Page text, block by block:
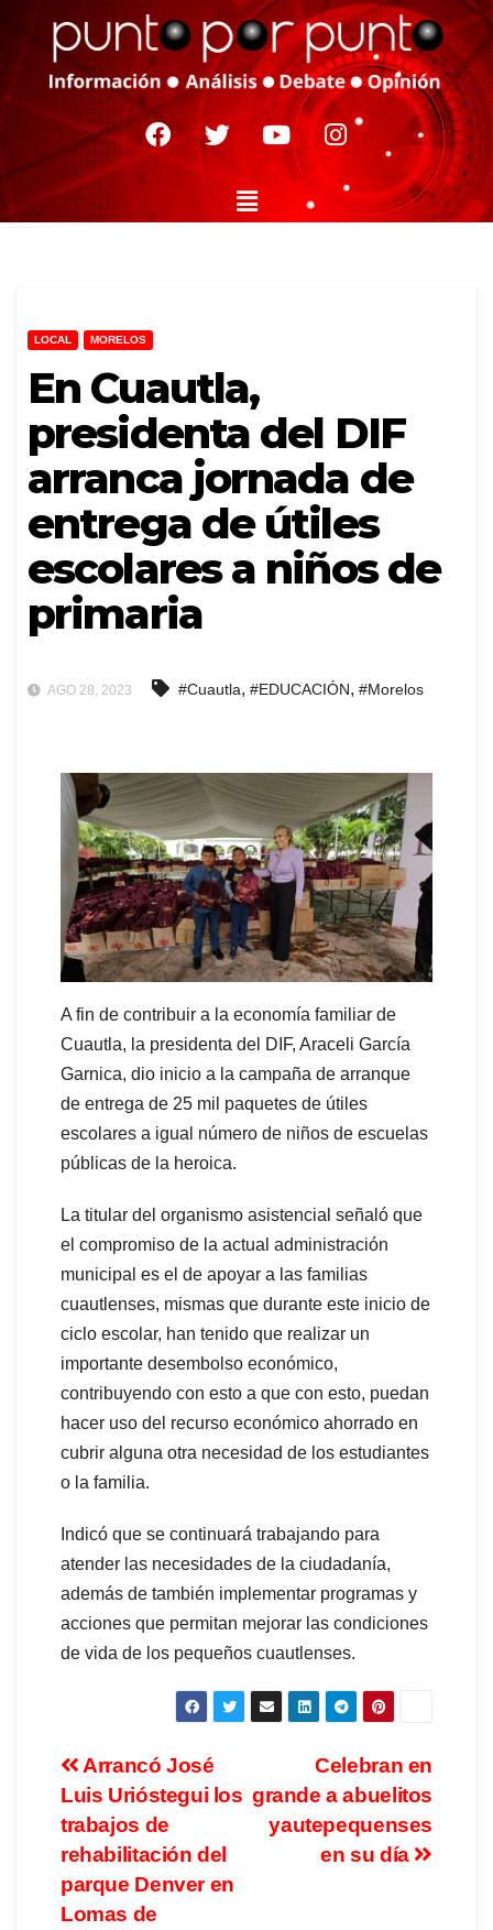
LOCAL MORELOS
En Cuautla,
presidenta del DIF
arranca jornada de
entrega de útiles
escolares a niños de
primaria
AGO 28, 2023 #Cuautla, #EDUCACIÓN, #Morelos
A fin de contribuir a la economía familiar de
Cuautla, la presidenta del DIF, Araceli García
Garnica, dio inicio a la campaña de arranque
de entrega de 25 mil paquetes de útiles
escolares a igual número de niños de escuelas
públicas de la heroica.
La titular del organismo asistencial señaló que
el compromiso de la actual administración
municipal es el de apoyar a las familias
cuautlenses, mismas que durante este inicio de
ciclo escolar, han tenido que realizar un
importante desembolso económico,
contribuyendo con esto a que con esto, puedan
hacer uso del recurso económico ahorrado en
cubrir alguna otra necesidad de los estudiantes
o la familia.
Indicó que se continuará trabajando para
atender las necesidades de la ciudadanía,
además de también implementar programas y
acciones que permitan mejorar las condiciones
de vida de los pequeños cuautlenses.
Celebran en
grande a abuelitos
yautepequenses
en su día
Arrancó José
Luis Urióstegui los
trabajos de
rehabilitación del
parque Denver en
Lomas de